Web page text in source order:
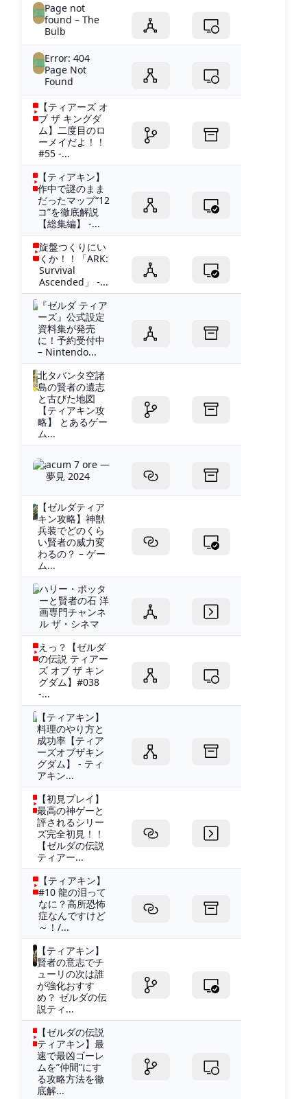
Page not
found – The
Bulb
Error: 404
Page Not
Found
【ティアーズ オ
ブ ザ キングダ
ム】二度目のロ
ーメイだよ！！
#55 -...
【ティアキン】
作中で謎のまま
だったマップ“12
コ”を徹底解説
【総集編】 -...
旋盤つくりにい
くか！！「ARK:
Survival
Ascended」 -...
『ゼルダ ティア
ーズ』公式設定
資料集が発売
に！予約受付中
– Nintendo...
北タバンタ空諸
島の賢者の遺志
と古びた地図
【ティアキン攻
略】 とあるゲー
ム...
acum 7 ore —
夢見 2024
【ゼルダティア
キン攻略】神獣
兵装でどのくら
い賢者の威力変
わるの？ – ゲー
ム...
ハリー・ポッタ
ーと賢者の石 洋
画専門チャンネ
ル ザ・シネマ
えっ？【ゼルダ
の伝説 ティアー
ズ オブ ザ キン
グダム】#038
-...
【ティアキン】
料理のやり方と
成功率【ティア
ーズオブザキン
グダム】 - ティ
アキン...
【初見プレイ】
最高の神ゲーと
評されるシリー
ズ完全初見！！
【ゼルダの伝説
ティアー...
【ティアキン】
#10 龍の泪って
なに？高所恐怖
症なんですけど
～！/...
【ティアキン】
賢者の意志でチ
ューリの次は誰
が強化おすす
め？ ゼルダの伝
説ティ...
【ゼルダの伝説
ティアキン】最
速で最凶ゴーレ
ムを”仲間”にす
る攻略方法を徹
底解...